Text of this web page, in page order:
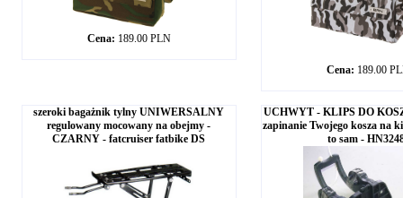
Cena: 189.00 PLN
Cena: 189.00
szeroki bagażnik tylny UNIWERSALNY
regulowany mocowany na obejmy -
CZARNY - fatcruiser fatbike DS
UCHWYT - KLIPS DO
zapinanie Twojego kosza na
to sam -